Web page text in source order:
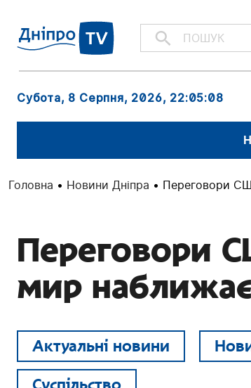
Субота, 8 Серпня, 2026, 22:05:09
Головна • Новини Дніпра • Переговори
Переговори
мир
Актуальні новини
Суспільство